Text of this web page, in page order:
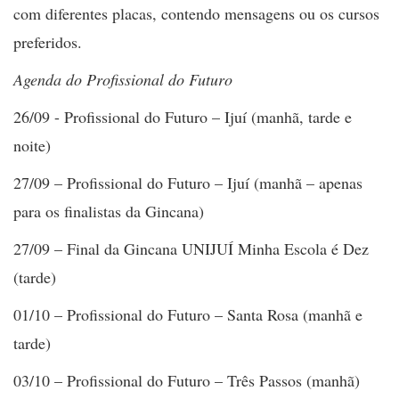
com diferentes placas, contendo mensagens ou os cursos
preferidos.
Agenda do Profissional do Futuro
26/09 - Profissional do Futuro – Ijuí (manhã, tarde e
noite)
27/09 – Profissional do Futuro – Ijuí (manhã – apenas
para os finalistas da Gincana)
27/09 – Final da Gincana UNIJUÍ Minha Escola é Dez
(tarde)
01/10 – Profissional do Futuro – Santa Rosa (manhã e
tarde)
03/10 – Profissional do Futuro – Três Passos (manhã)